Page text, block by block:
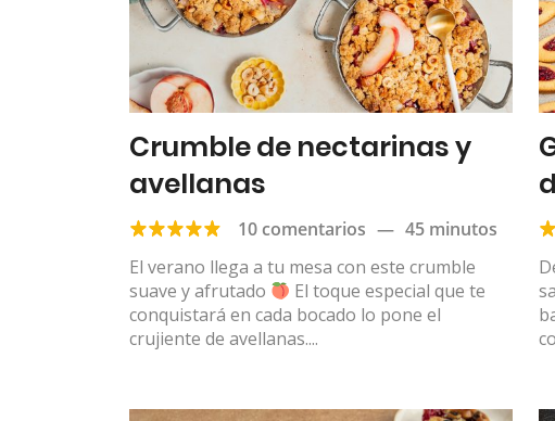
Crumble de nectarinas y
avellanas
10 comentarios — 45 minutos
El verano llega a tu mesa con este crumble
suave y afrutado
El toque especial que te
conquistará en cada bocado lo pone el
crujiente de avellanas....